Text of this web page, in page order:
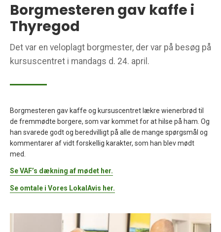
Borgmesteren gav kaffe i
Thyregod
Det var en veloplagt borgmester, der var på besøg på
kursuscentret i mandags d. 24. april.
Borgmesteren gav kaffe og kursuscentret lækre wienerbrød til
de fremmødte borgere, som var kommet for at hilse på ham. Og
han svarede godt og beredvilligt på alle de mange spørgsmål og
kommentarer af vidt forskellig karakter, som han blev mødt
med.
Se VAF’s dækning af mødet her.
Se omtale i Vores LokalAvis her.